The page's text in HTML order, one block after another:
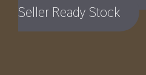
Seller Ready Stock